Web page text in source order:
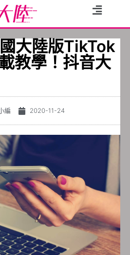
大陸版TikTok
教學！抖音大
編 2020-11-24